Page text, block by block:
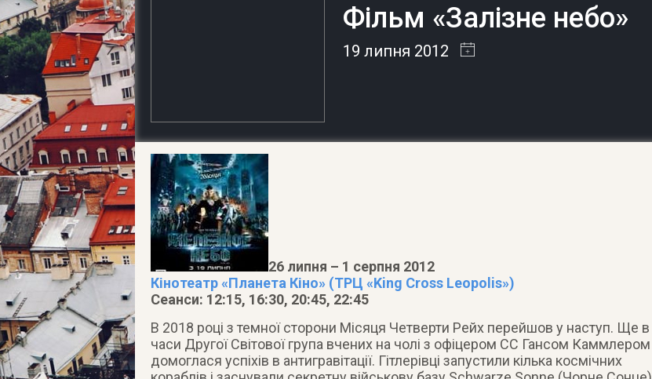
Фільм «Залізне небо»
19 липня 2012
26 липня – 1 серпня 2012
Кінотеатр «Планета Кіно» (ТРЦ «King Cross Leopolis»)
Сеанси: 12:15, 16:30, 20:45, 22:45
В 2018 році з темної сторони Місяця Четверти Рейх перейшов у наступ. Ще в
часи Другої Світової група вчених на чолі з офіцером СС Гансом Каммлером
домоглася успіхів в антигравітації. Гітлерівці запустили кілька космічних